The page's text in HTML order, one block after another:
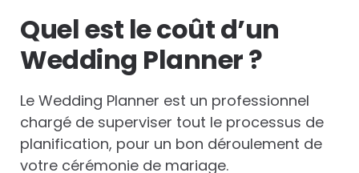
Quel est le coût d’un
Wedding Planner ?
Le Wedding Planner est un professionnel
chargé de superviser tout le processus de
planification, pour un bon déroulement de
votre cérémonie de mariage.